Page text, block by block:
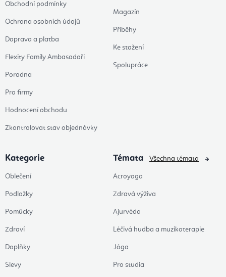
Obchodní podmínky
Ochrana osobních údajů
Doprava a platba
Flexity Family Ambasadoři
Poradna
Pro firmy
Hodnocení obchodu
Zkontrolovat stav objednávky
Magazín
Příběhy
Ke stažení
Spolupráce
Kategorie
Oblečení
Podložky
Pomůcky
Zdraví
Doplňky
Slevy
Témata
Acroyoga
Zdravá výživa
Ajurvéda
Léčivá hudba a muzikoterapie
Jóga
Pro studia
Všechna témata